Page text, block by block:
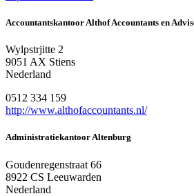
Accountantskantoor Althof Accountants en
Wylpstrjitte 2
9051 AX Stiens
Nederland
0512 334 159
http://www.althofaccountants.nl/
Administratiekantoor Altenburg
Goudenregenstraat 66
8922 CS Leeuwarden
Nederland